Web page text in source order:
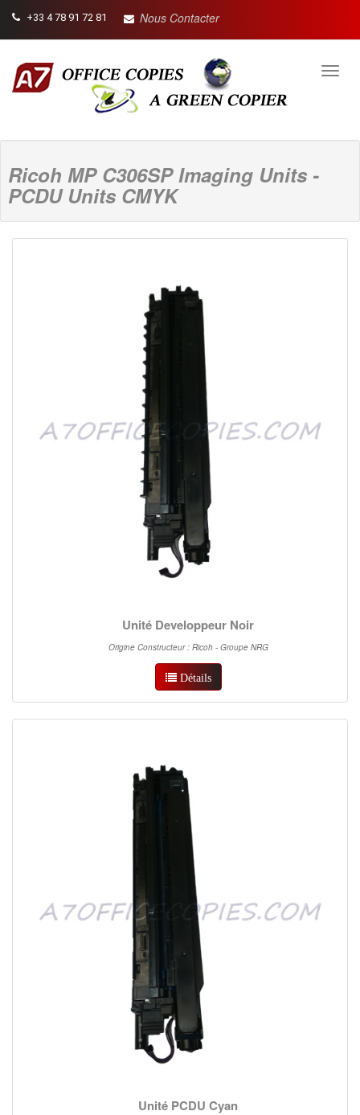
+33 4 78 91 72 81 Nous Contacter
Ricoh MP C306SP Imaging Units -
PCDU Units CMYK
Unité Developpeur Noir
Origine Constructeur : Ricoh - Groupe NRG
Détails
Unité PCDU Cyan